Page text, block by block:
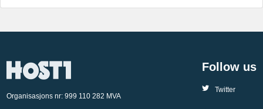
Organisasjons nr: 999 110 282 MVA
Follow us
Twitter